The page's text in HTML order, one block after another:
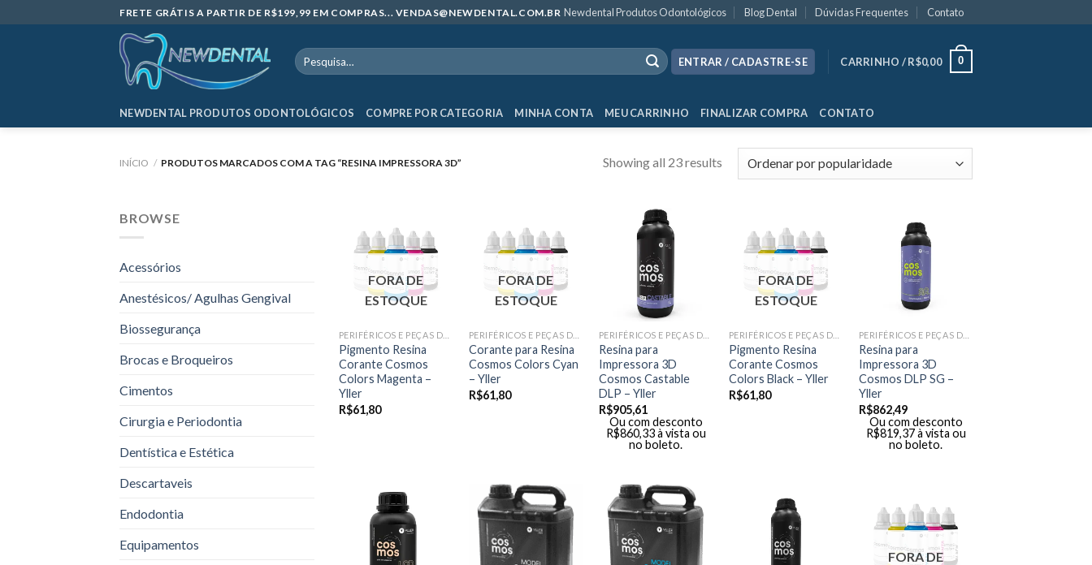
to
FRETE GRÁTIS A PARTIR DE R$199,99 EM COMPRAS... VENDAS@NEWDENTAL.COM.BR Newdental Produtos Odontológicos Blog Dental Dúvidas Frequentes Contato
Pesquisar
por:
ENTRAR / CADASTRE-SE CARRINHO /R$0,00 0
NEWDENTAL PRODUTOS ODONTOLÓGICOS COMPRE POR CATEGORIA MINHA CONTA MEU CARRINHO FINALIZAR COMPRA CONTATO
INÍCIO / PRODUTOS MARCADOS COM A TAG “RESINA IMPRESSORA 3D” Showing all 23 results
BROWSE
Acessórios
Anestésicos/ Agulhas Gengival
Biossegurança
Brocas e Broqueiros
Cimentos
Cirurgia e Periodontia
Dentística e Estética
Descartaveis
Endodontia
Equipamentos
FORA DE
ESTOQUE
Pigmento Resina
Corante Cosmos
Colors Magenta –
Yller
R$61,80
FORA DE
ESTOQUE
Corante para Resina
Cosmos Colors Cyan
– Yller
R$61,80
Resina para
Impressora 3D
Cosmos Castable
DLP – Yller
R$905,61
Ou com desconto
R$860,33 à vista ou
no boleto.
FORA DE
ESTOQUE
Pigmento Resina
Corante Cosmos
Colors Black – Yller
R$61,80
Resina para
Impressora 3D
Cosmos DLP SG –
Yller
R$862,49
Ou com desconto
R$819,37 à vista ou
no boleto.
FORA DE